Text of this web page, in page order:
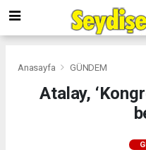
Anasayfa GÜNDEM
Atalay,